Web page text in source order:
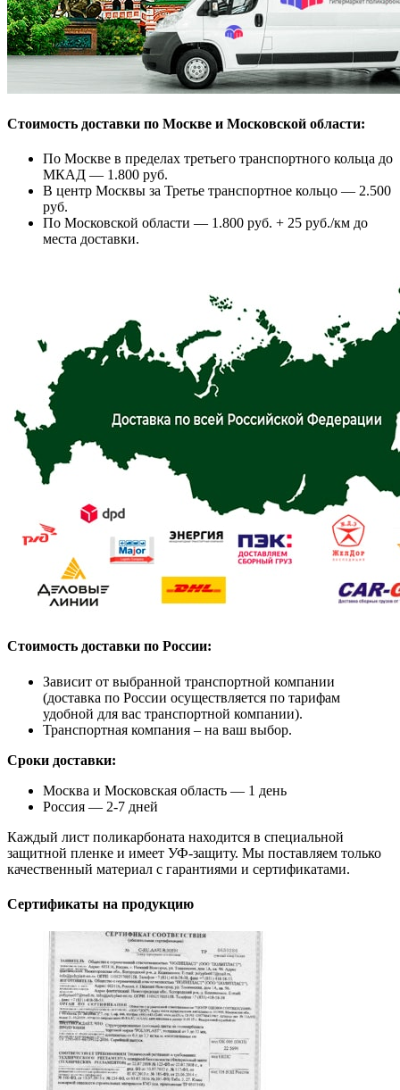
Стоимость доставки по Москве и Московской области:
По Москве в пределах третьего транспортного кольца до
МКАД — 1.800 руб.
В центр Москвы за Третье транспортное кольцо — 2.500
руб.
По Московской области — 1.800 руб. + 25 руб./км до
места доставки.
Стоимость доставки по России:
Зависит от выбранной транспортной компании
(доставка по России осуществляется по тарифам
удобной для вас транспортной компании).
Транспортная компания – на ваш выбор.
Сроки доставки:
Москва и Московская область — 1 день
Россия — 2-7 дней
Каждый лист поликарбоната находится в специальной
защитной пленке и имеет УФ-защиту. Мы поставляем только
качественный материал с гарантиями и сертификатами.
Сертификаты на продукцию